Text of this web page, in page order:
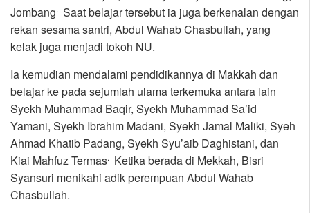
Jombang. Saat belajar tersebut ia juga berkenalan dengan
rekan sesama santri, Abdul Wahab Chasbullah, yang
kelak juga menjadi tokoh NU.
Ia kemudian mendalami pendidikannya di Makkah dan
belajar ke pada sejumlah ulama terkemuka antara lain
Syekh Muhammad Baqir, Syekh Muhammad Sa’id
Yamani, Syekh Ibrahim Madani, Syekh Jamal Maliki, Syeh
Ahmad Khatib Padang, Syekh Syu’aib Daghistani, dan
Kiai Mahfuz Termas. Ketika berada di Mekkah, Bisri
Syansuri menikahi adik perempuan Abdul Wahab
Chasbullah.